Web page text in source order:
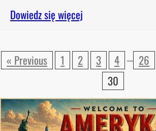
Dowiedz się więcej
« Previous 1 2 3 4 … 26
30